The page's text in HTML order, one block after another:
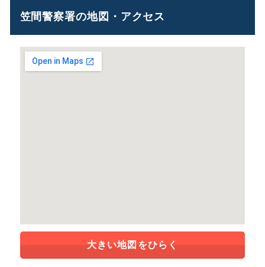
笠間警察署の地図・アクセス
大きい地図をひらく